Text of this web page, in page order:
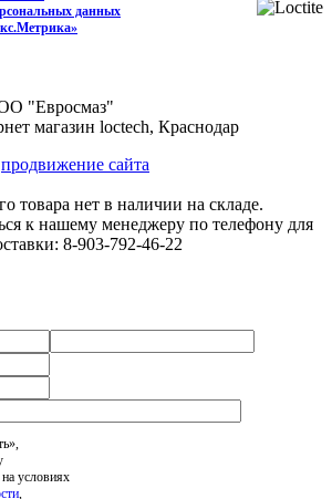
данных
"Евросмаз"
магазин loctech, Краснодар
продвижение сайта
товара нет в наличии на складе.
к нашему менеджеру по телефону для
8-903-792-46-22
условиях